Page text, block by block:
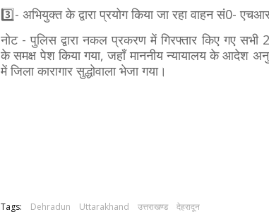
3️⃣- अभियुक्त के द्वारा प्रयोग किया जा रहा वाहन सं0-
नोट - पुलिस द्वारा नकल प्रकरण में गिरफ्तार किए गए
के समक्ष पेश किया गया, जहाँ माननीय न्यायालय के आदेश
में जिला कारागार सुद्धोवाला भेजा गया।
Tags: Dehradun Uttarakhand उत्तराखण्ड देहरादून